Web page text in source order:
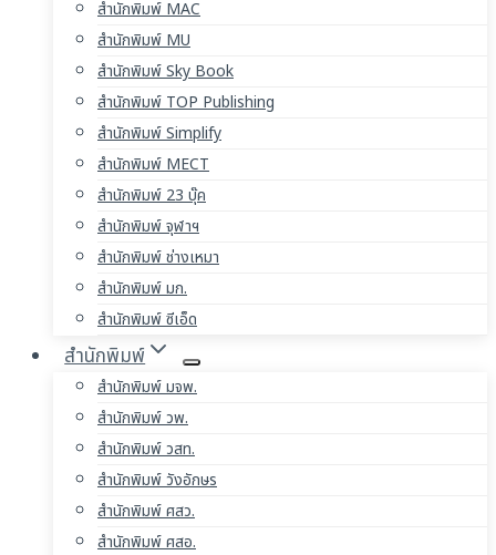
สำนักพิมพ์ MAC
สำนักพิมพ์ MU
สำนักพิมพ์ Sky Book
สำนักพิมพ์ TOP Publishing
สำนักพิมพ์ Simplify
สำนักพิมพ์ MECT
สำนักพิมพ์ 23 บุ๊ค
สำนักพิมพ์ จุฬาฯ
สำนักพิมพ์ ช่างเหมา
สำนักพิมพ์ มก.
สำนักพิมพ์ ซีเอ็ด
สำนักพิมพ์
สำนักพิมพ์ มจพ.
สำนักพิมพ์ วพ.
สำนักพิมพ์ วสท.
สำนักพิมพ์ วังอักษร
สำนักพิมพ์ ศสว.
สำนักพิมพ์ ศสอ.